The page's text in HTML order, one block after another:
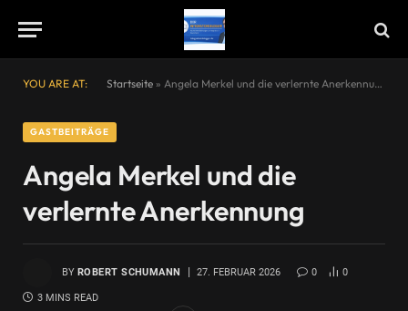
YOU ARE AT: Startseite » Angela Merkel und die verlernte Anerkennung
GASTBEITRÄGE
Angela Merkel und die
verlernte Anerkennung
BY ROBERT SCHUMANN 27. FEBRUAR 2026 0 0
3 MINS READ